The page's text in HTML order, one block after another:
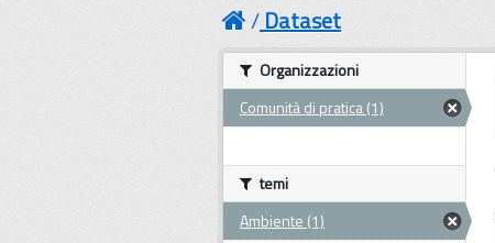
Dataset
Organizzazioni
Comunità di pratica (1)
temi
Ambiente (1)